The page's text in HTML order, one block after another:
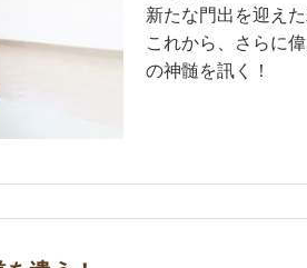
新たな門出を迎え
これから、さらに
の神髄を訊く！